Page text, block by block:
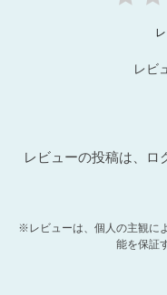
レビ
レビューの投稿は、ロ
※レビューは、個人の主観に
能を保証